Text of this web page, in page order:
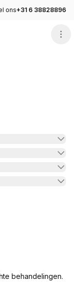
ons+31 6 38828896
behandelingen.